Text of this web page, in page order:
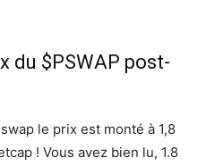
du $PSWAP post-
le prix est monté à 1,8
! Vous avez bien lu, 1.8